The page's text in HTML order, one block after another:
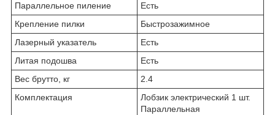
Параллельное пиление
Есть
Крепление пилки
Быстрозажимное
Лазерный указатель
Есть
Литая подошва
Есть
Вес брутто, кг
2.4
Комплектация
Лобзик электрический 1 шт.
Параллельная